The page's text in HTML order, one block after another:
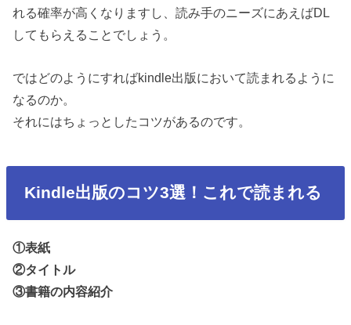
れる確率が高くなりますし、読み手のニーズにあえばDL
してもらえることでしょう。
ではどのようにすればkindle出版において読まれるように
なるのか。
それにはちょっとしたコツがあるのです。
Kindle出版のコツ3選！これで読まれる
①表紙
②タイトル
③書籍の内容紹介